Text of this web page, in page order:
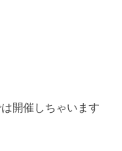
開催しちゃいます